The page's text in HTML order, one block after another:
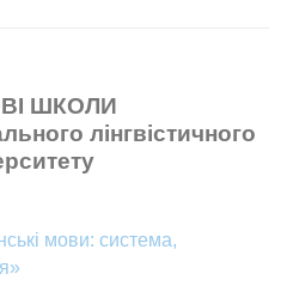
ШКОЛИ
лінгвістичного
мови: система,